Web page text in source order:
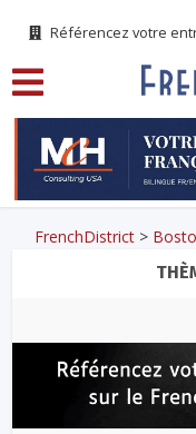
Référencez votre
FrenchDistrict >